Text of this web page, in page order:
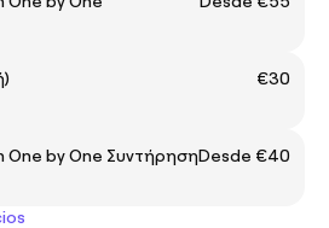
€30
One by One ΣυντήρησηDesde €40